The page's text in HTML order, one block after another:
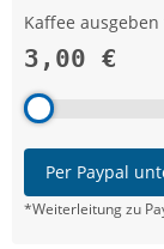
Kaffee
3,00 €
Per Paypal
*Weiterleitung zu